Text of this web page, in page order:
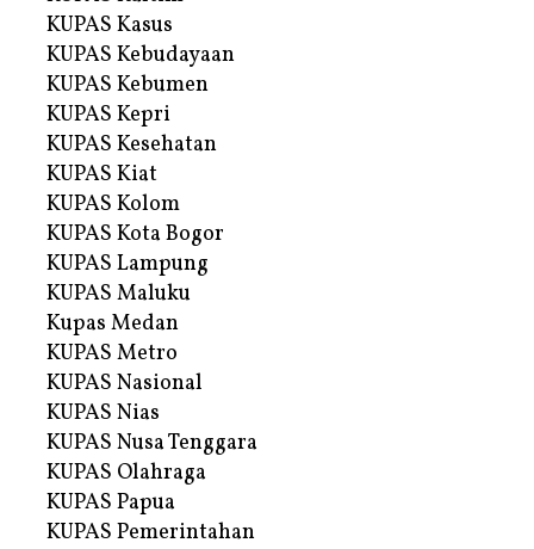
KUPAS Kasus
KUPAS Kebudayaan
KUPAS Kebumen
KUPAS Kepri
KUPAS Kesehatan
KUPAS Kiat
KUPAS Kolom
KUPAS Kota Bogor
KUPAS Lampung
KUPAS Maluku
Kupas Medan
KUPAS Metro
KUPAS Nasional
KUPAS Nias
KUPAS Nusa Tenggara
KUPAS Olahraga
KUPAS Papua
KUPAS Pemerintahan